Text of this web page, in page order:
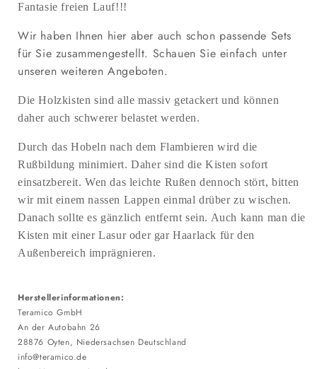
Fantasie freien Lauf!!!
Wir haben Ihnen hier aber auch schon passende Sets
für Sie zusammengestellt. Schauen Sie einfach unter
unseren weiteren Angeboten.
Die Holzkisten sind alle massiv getackert und können
daher auch schwerer belastet werden.
Durch das Hobeln nach dem Flambieren wird die
Rußbildung minimiert. Daher sind die Kisten sofort
einsatzbereit. Wen das leichte Rußen dennoch stört, bitten
wir mit einem nassen Lappen einmal drüber zu wischen.
Danach sollte es gänzlich entfernt sein. Auch kann man die
Kisten mit einer Lasur oder gar Haarlack für den
Außenbereich imprägnieren.
Herstellerinformationen:
Teramico GmbH
An der Autobahn 26
28876 Oyten, Niedersachsen Deutschland
info@teramico.de